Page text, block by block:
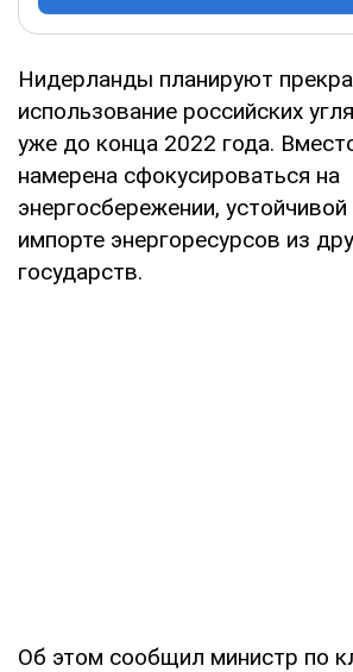
Нидерланды планируют
использование российских
уже до конца 2022 года.
намерена сфокусироваться на
энергосбережении, устойчивой
импорте энергоресурсов из
государств.
Об этом сообщил министр по